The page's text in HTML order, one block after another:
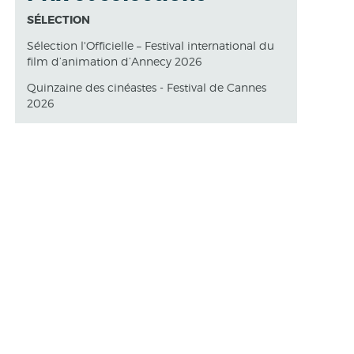
SÉLECTION
Sélection l'Officielle – Festival international du
film d’animation d’Annecy 2026
Quinzaine des cinéastes - Festival de Cannes
2026